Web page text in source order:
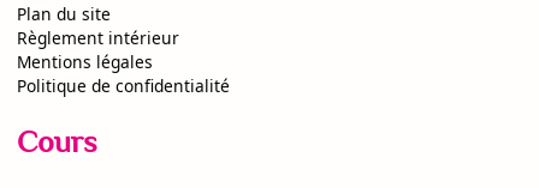
Plan du site
Règlement intérieur
Mentions légales
Politique de confidentialité
Cours